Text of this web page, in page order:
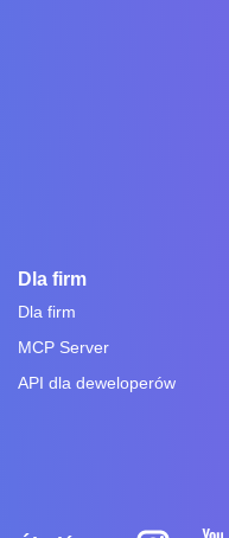
Dla firm
Dla firm
MCP Server
API dla deweloperów